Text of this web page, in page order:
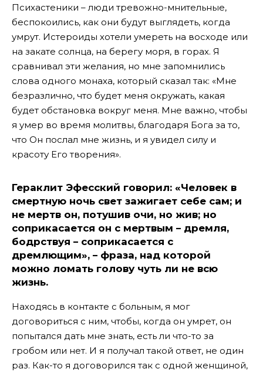
Психастеники – люди тревожно-мнительные,
беспокоились, как они будут выглядеть, когда
умрут. Истероиды хотели умереть на восходе или
на закате солнца, на берегу моря, в горах. Я
сравнивал эти желания, но мне запомнились
слова одного монаха, который сказал так: «Мне
безразлично, что будет меня окружать, какая
будет обстановка вокруг меня. Мне важно, чтобы
я умер во время молитвы, благодаря Бога за то,
что Он послал мне жизнь, и я увидел силу и
красоту Его творения».
Гераклит Эфесский говорил: «Человек в
смертную ночь свет зажигает себе сам; и
не мертв он, потушив очи, но жив; но
соприкасается он с мертвым – дремля,
бодрствуя – соприкасается с
дремлющим», – фраза, над которой
можно ломать голову чуть ли не всю
жизнь.
Находясь в контакте с больным, я мог
договориться с ним, чтобы, когда он умрет, он
попытался дать мне знать, есть ли что-то за
гробом или нет. И я получал такой ответ, не один
раз. Как-то я договорился так с одной женщиной,